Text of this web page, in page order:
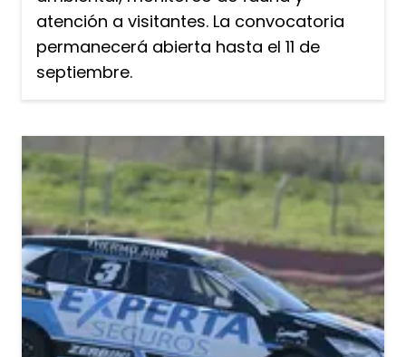
atención a visitantes. La convocatoria
permanecerá abierta hasta el 11 de
septiembre.